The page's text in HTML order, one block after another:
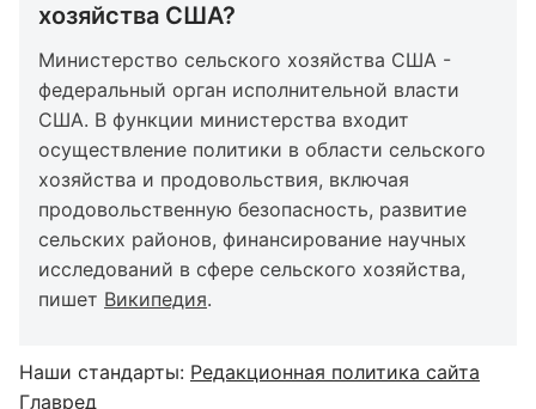
хозяйства США?
Министерство сельского хозяйства США -
федеральный орган исполнительной власти
США. В функции министерства входит
осуществление политики в области сельского
хозяйства и продовольствия, включая
продовольственную безопасность, развитие
сельских районов, финансирование научных
исследований в сфере сельского хозяйства,
пишет Википедия.
Наши стандарты: Редакционная политика сайта
Главред